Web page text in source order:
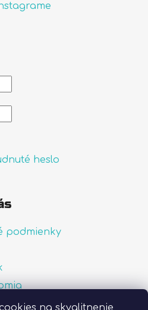
na skvalitnenie
heslo
podmienky
cookies